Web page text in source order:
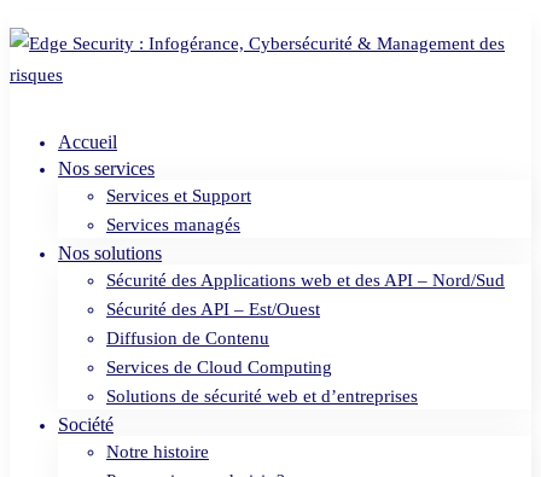
Accueil
Nos services
Services et Support
Services managés
Nos solutions
Sécurité des Applications web et des API – Nord/Sud
Sécurité des API – Est/Ouest
Diffusion de Contenu
Services de Cloud Computing
Solutions de sécurité web et d’entreprises
Société
Notre histoire